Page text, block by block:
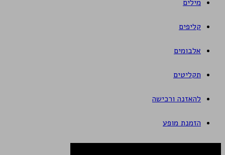
מילים
קליפים
אלבומים
תקליטים
להאזנה ורכישה
הזמנת מופע